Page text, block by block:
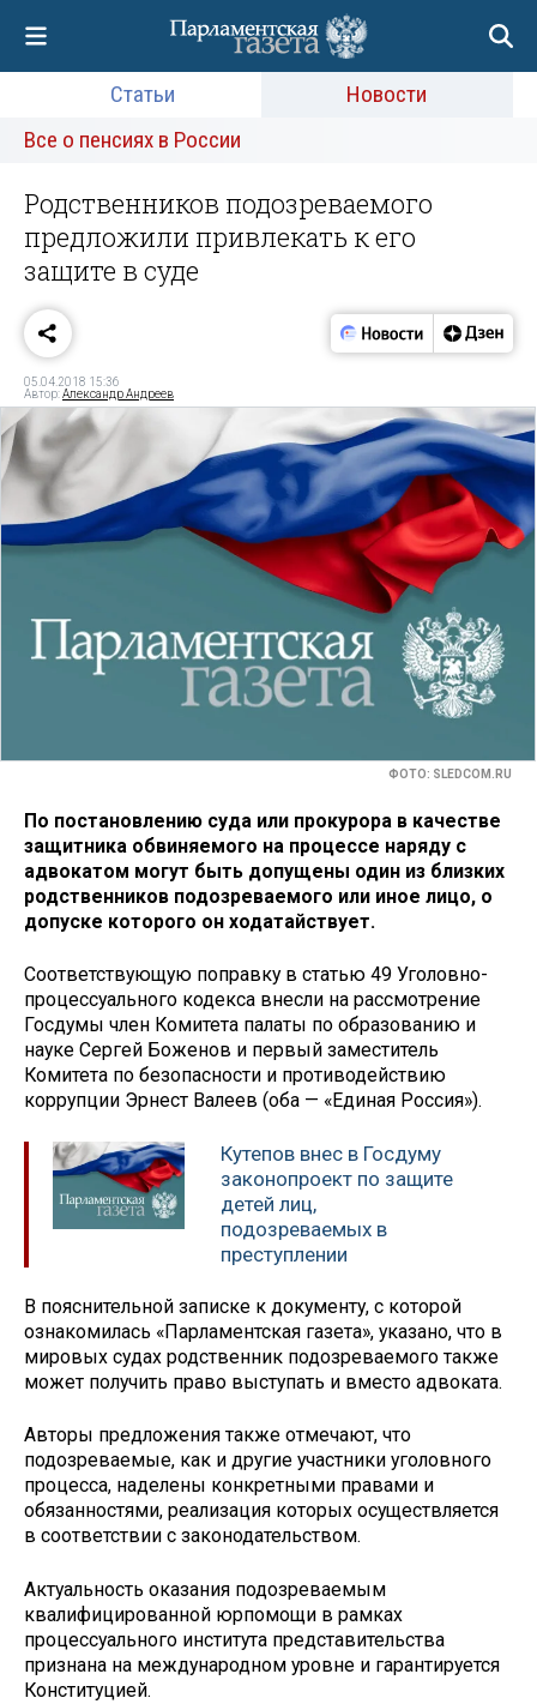
Статьи
Новости
Все о пенсиях в России
Родственников подозреваемого
предложили привлекать к его
защите в суде
05.04.2018 15:36
Автор:Александр Андреев
ФОТО: SLEDCOM.RU
По постановлению суда или прокурора в качестве
защитника обвиняемого на процессе наряду с
адвокатом могут быть допущены один из близких
родственников подозреваемого или иное лицо, о
допуске которого он ходатайствует.
Соответствующую поправку в статью 49 Уголовно-
процессуального кодекса внесли на рассмотрение
Госдумы член Комитета палаты по образованию и
науке Сергей Боженов и первый заместитель
Комитета по безопасности и противодействию
коррупции Эрнест Валеев (оба — «Единая Россия»).
Кутепов внес в Госдуму
законопроект по защите
детей лиц,
подозреваемых в
преступлении
В пояснительной записке к документу, с которой
ознакомилась «Парламентская газета», указано, что в
мировых судах родственник подозреваемого также
может получить право выступать и вместо адвоката.
Авторы предложения также отмечают, что
подозреваемые, как и другие участники уголовного
процесса, наделены конкретными правами и
обязанностями, реализация которых осуществляется
в соответствии с законодательством.
Актуальность оказания подозреваемым
квалифицированной юрпомощи в рамках
процессуального института представительства
признана на международном уровне и гарантируется
Конституцией.